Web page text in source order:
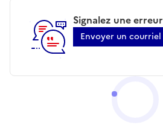
Signalez une erreur
Envoyer un courriel